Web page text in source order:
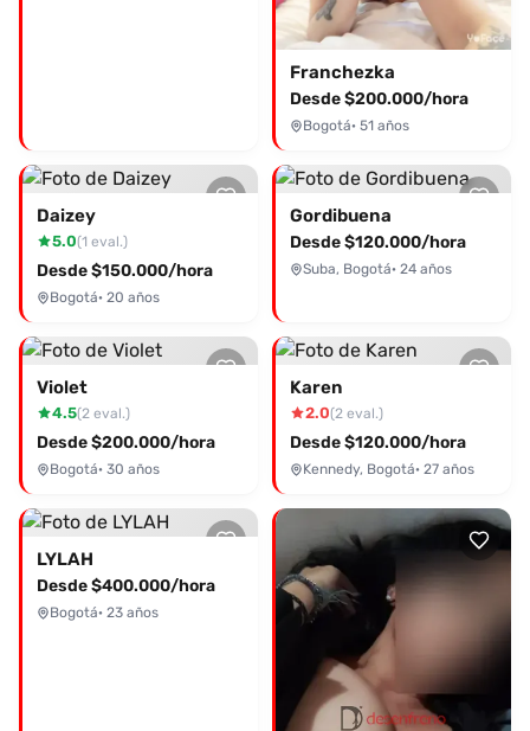
contáctala ahora a través de Desenfreno.co!
Franchezka
Desde $200.000/hora
Bogotá· 51 años
Daizey
5.0(1 eval.)
Desde $150.000/hora
Bogotá· 20 años
Gordibuena
Desde $120.000/hora
Suba, Bogotá· 24 años
Violet
4.5(2 eval.)
Desde $200.000/hora
Bogotá· 30 años
Karen
2.0(2 eval.)
Desde $120.000/hora
Kennedy, Bogotá· 27 años
LYLAH
Desde $400.000/hora
Bogotá· 23 años